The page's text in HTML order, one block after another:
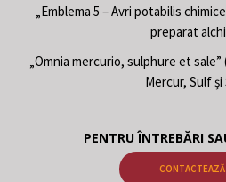
„Emblema 5 – Avri potabilis
preparat
„Omnia mercurio, sulphure et
Mercur, Sulf și
PENTRU ÎNTREBĂRI